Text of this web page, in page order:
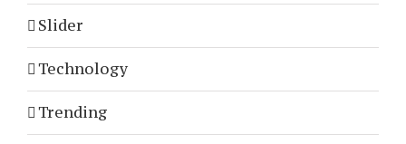
Slider
Technology
Trending